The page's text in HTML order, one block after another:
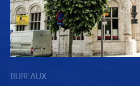
BUREAUX